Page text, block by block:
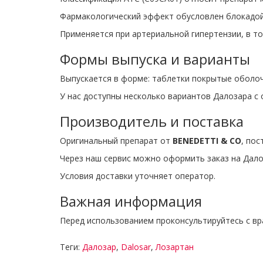
Фармакологический эффект обусловлен
Применяется при артериальной гипертензии, в
Формы выпуска и варианты
Выпускается в форме: таблетки покрытые
У нас доступны несколько вариантов Далозара
Производитель и поставка
Оригинальный препарат от BENEDETTI & CO,
Через наш сервис можно оформить заказ на
Условия доставки уточняет оператор.
Важная информация
Перед использованием проконсультируйтесь с
Теги: Далозар, Dalosar,Лозартан